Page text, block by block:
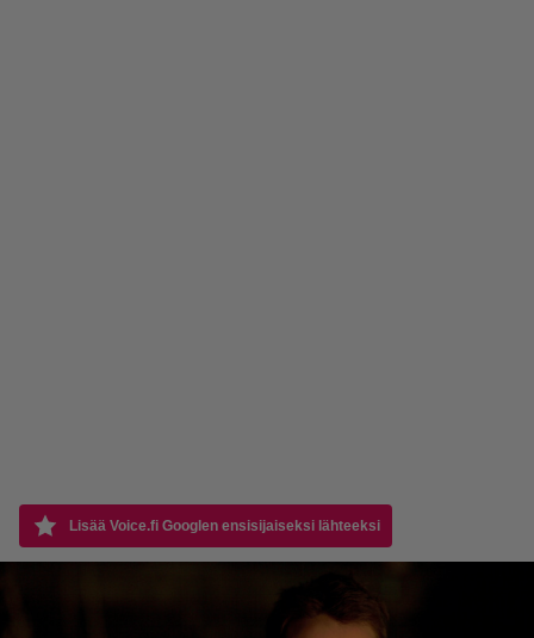
Lisää Voice.fi Googlen ensisijaiseksi lähteeksi